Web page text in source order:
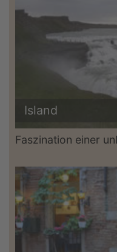
Island
Faszination einer